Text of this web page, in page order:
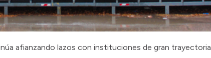
afianzando lazos con instituciones de gran trayectoria